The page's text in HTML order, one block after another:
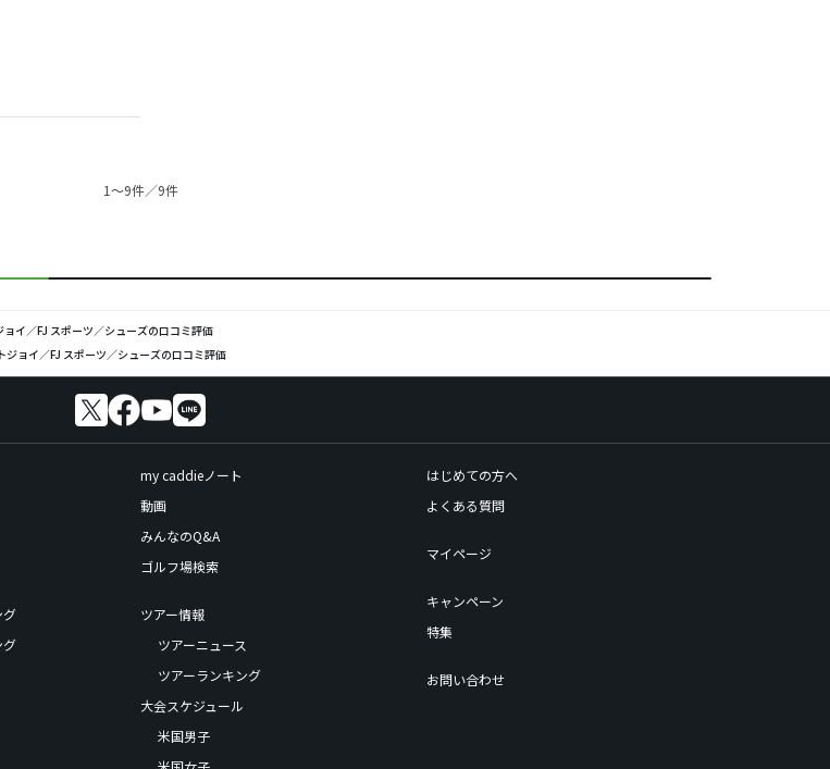
1〜9件／9件
ョイ／FJ スポーツ／シューズの口コミ評価
ジョイ／FJ スポーツ／シューズの口コミ評価
my caddieノート
動画
みんなのQ&A
ゴルフ場検索
ツアー情報
ツアーニュース
ツアーランキング
大会スケジュール
米国男子
はじめての方へ
よくある質問
マイページ
キャンペーン
特集
お問い合わせ